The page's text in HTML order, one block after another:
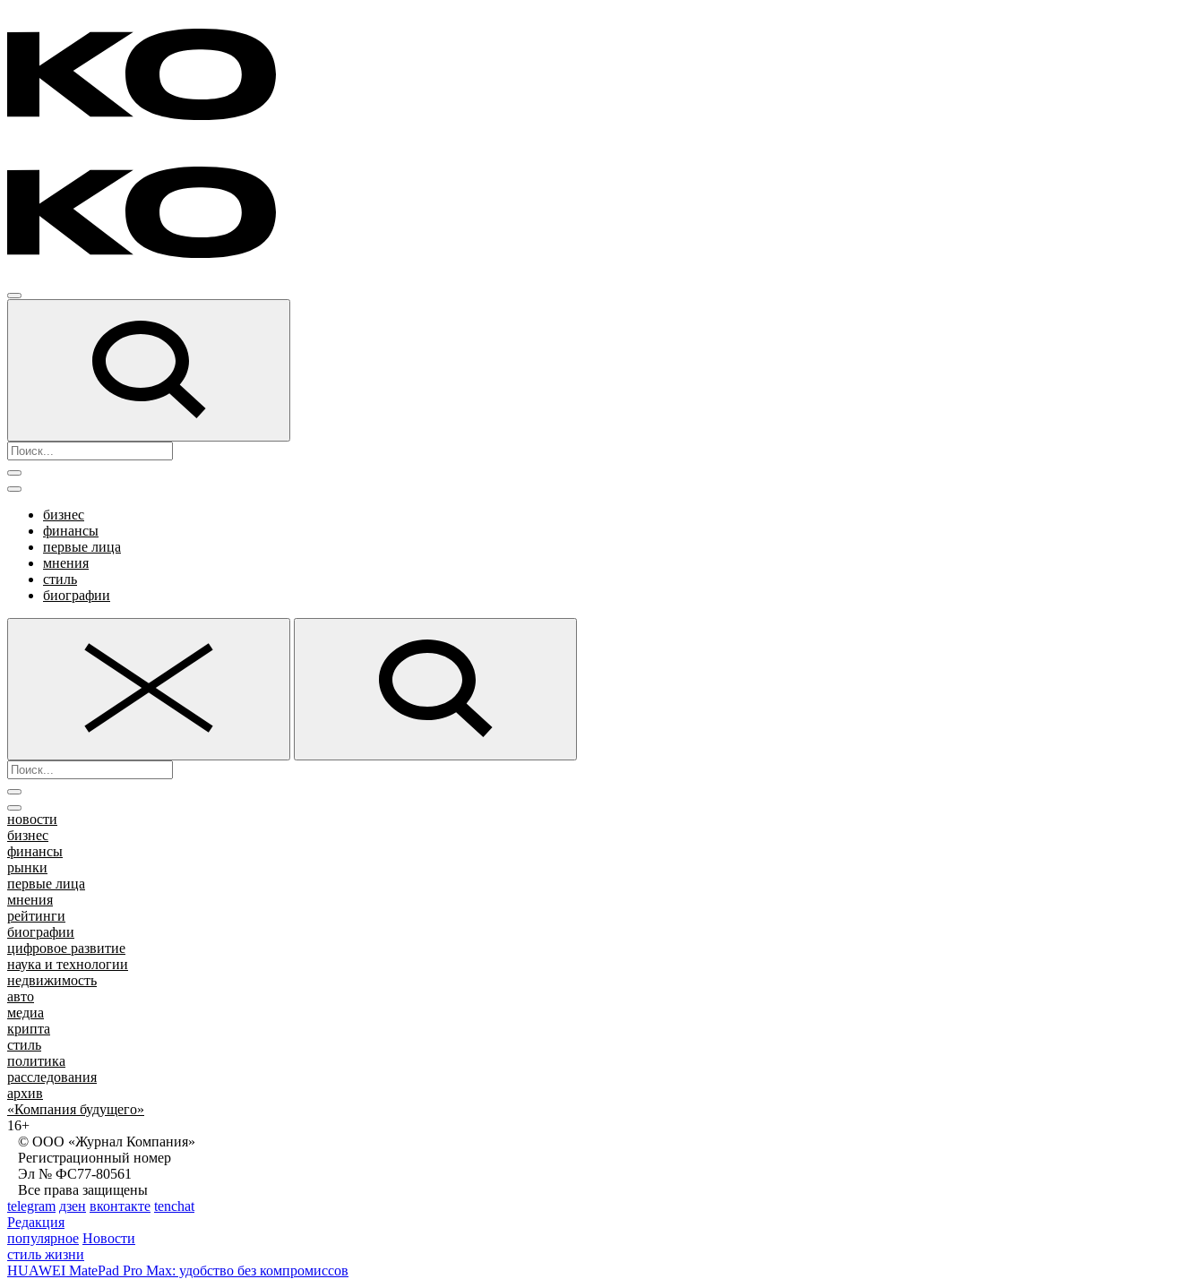
бизнес
финансы
первые лица
мнения
стиль
биографии
новости
бизнес
финансы
рынки
первые лица
мнения
рейтинги
биографии
цифровое развитие
наука и технологии
недвижимость
авто
медиа
крипта
стиль
политика
расследования
архив
«Компания будущего»
16+
© ООО «Журнал Компания»
Регистрационный номер
Эл № ФС77-80561
Все права защищены
telegram дзен вконтакте tenchat
Редакция
популярное Новости
стиль жизни
HUAWEI MatePad Pro Max: удобство без компромиссов